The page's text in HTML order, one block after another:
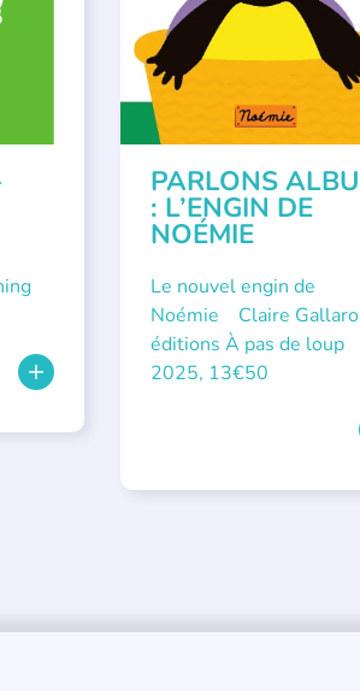
PARLONS
: L’ENGIN DE
NOÉMIE
Le nouvel engin de
Noémie Claire
éditions À pas de loup
2025, 13€50